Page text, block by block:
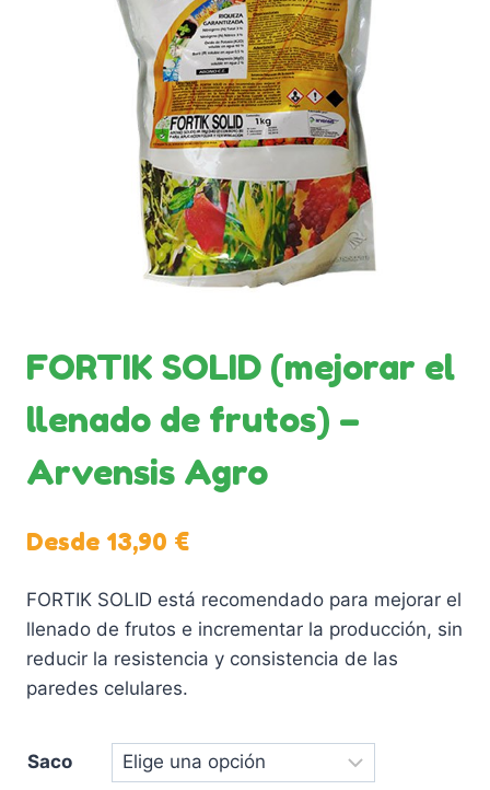
FORTIK SOLID (mejorar el
llenado de frutos) –
Arvensis Agro
Desde 13,90 €
FORTIK SOLID está recomendado para mejorar el
llenado de frutos e incrementar la producción, sin
reducir la resistencia y consistencia de las
paredes celulares.
Saco